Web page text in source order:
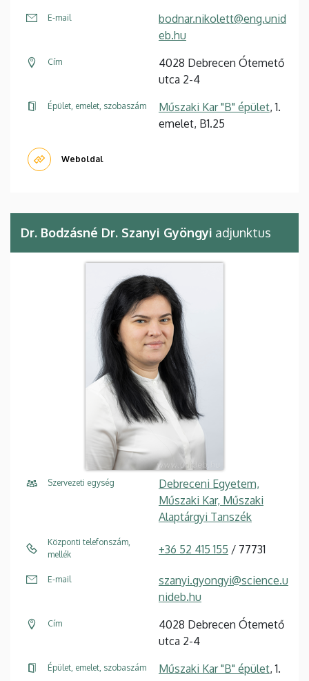
E-mail
bodnar.nikolett@eng.unid
eb.hu
Cím
4028 Debrecen Ótemető
utca 2-4
Épület, emelet, szobaszám Műszaki Kar "B" épület, 1.
emelet, B1.25
Weboldal
Dr. Bodzásné Dr. Szanyi Gyöngyi adjunktus
Szervezeti egység
Debreceni Egyetem,
Műszaki Kar, Műszaki
Alaptárgyi Tanszék
Központi telefonszám,
mellék
+36 52 415 155 / 77731
E-mail
szanyi.gyongyi@science.u
nideb.hu
Cím
4028 Debrecen Ótemető
utca 2-4
Épület, emelet, szobaszám Műszaki Kar "B" épület, 1.